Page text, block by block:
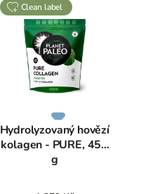
clean label
Hydrolyzovaný hovězí
kolagen - PURE, 450
g